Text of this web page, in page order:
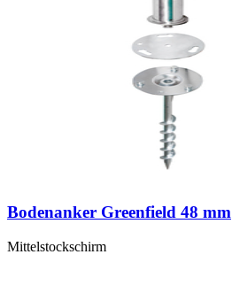
Bodenanker Greenfield 48 mm
Mittelstockschirm